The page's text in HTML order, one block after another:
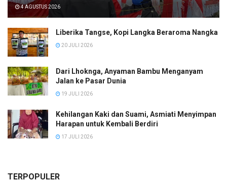
4 AGUSTUS 2026
Liberika Tangse, Kopi Langka Beraroma Nangka
20 JULI 2026
Dari Lhoknga, Anyaman Bambu Menganyam
Jalan ke Pasar Dunia
19 JULI 2026
Kehilangan Kaki dan Suami, Asmiati Menyimpan
Harapan untuk Kembali Berdiri
17 JULI 2026
TERPOPULER